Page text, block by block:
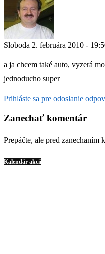
Sloboda 2. februára 2010 -
a ja chcem také auto, vyzerá
jednoducho super
Prihláste sa pre odoslanie
Zanechať komentár
Prepáčte, ale pred zanechaním
Kalendár akcií